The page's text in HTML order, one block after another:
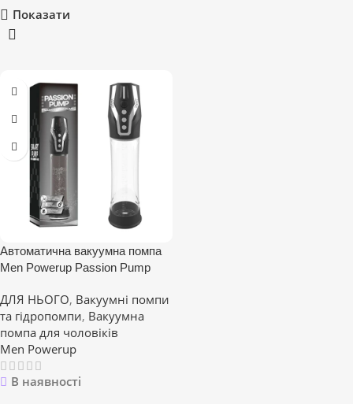
Показати
Автоматична вакуумна помпа
Men Powerup Passion Pump
ДЛЯ НЬОГО, Вакуумні помпи
та гідропомпи, Вакуумна
помпа для чоловіків
Men Powerup
В наявності